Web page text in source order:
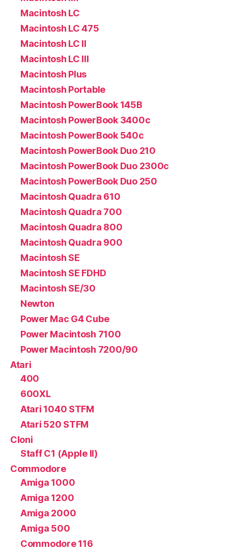
Macintosh LC
Macintosh LC 475
Macintosh LC II
Macintosh LC III
Macintosh Plus
Macintosh Portable
Macintosh PowerBook 145B
Macintosh PowerBook 3400c
Macintosh PowerBook 540c
Macintosh PowerBook Duo 210
Macintosh PowerBook Duo 2300c
Macintosh PowerBook Duo 250
Macintosh Quadra 610
Macintosh Quadra 700
Macintosh Quadra 800
Macintosh Quadra 900
Macintosh SE
Macintosh SE FDHD
Macintosh SE/30
Newton
Power Mac G4 Cube
Power Macintosh 7100
Power Macintosh 7200/90
Atari
400
600XL
Atari 1040 STFM
Atari 520 STFM
Cloni
Staff C1 (Apple II)
Commodore
Amiga 1000
Amiga 1200
Amiga 2000
Amiga 500
Commodore 116